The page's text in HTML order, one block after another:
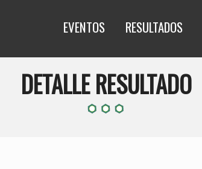
EVENTOS RESULTADOS
DETALLE RESULTADO